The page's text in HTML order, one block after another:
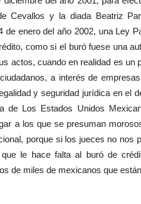
Cevallos y la diada Beatriz
de enero del año 2002, una Ley
como si el buró fuese una
actos, cuando en realidad es
a interés de
y seguridad jurídica en el
de Los Estados Unidos
a los que se presuman
porque si los jueces no
le hace falta al buró de
de miles de mexicanos que